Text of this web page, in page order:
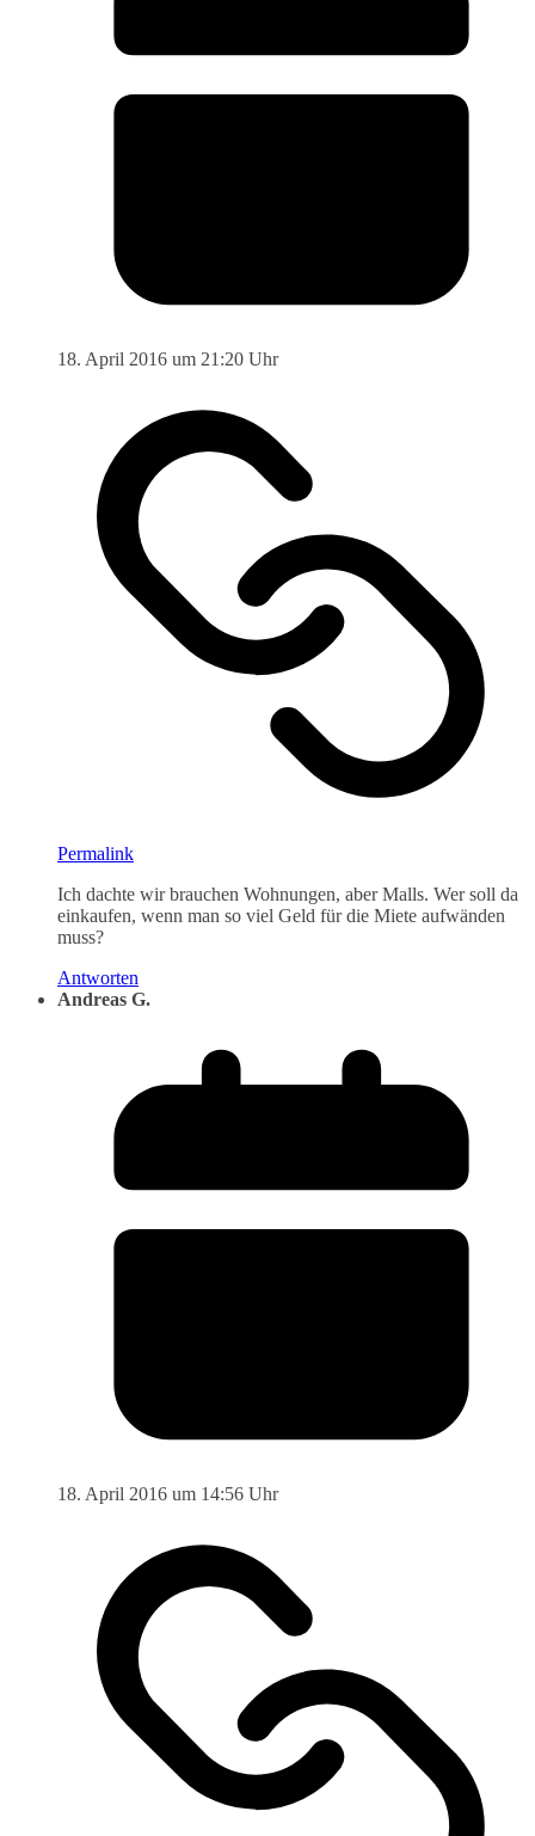
18. April 2016 um 21:20 Uhr
Permalink
Ich dachte wir brauchen Wohnungen, aber Malls. Wer soll da
einkaufen, wenn man so viel Geld für die Miete aufwänden
muss?
Antworten
Andreas G.
18. April 2016 um 14:56 Uhr